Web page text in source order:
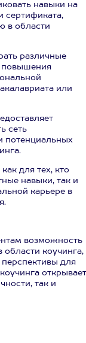
навыки на
сертификата,
в области
различные
повышения
или
сеть
потенциальных
для тех, кто
навыки, так и
карьере в
возможность
области коучинга,
для
открывает
так и